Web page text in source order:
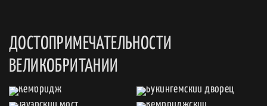
ДОСТОПРИМЕЧАТЕЛЬНОСТИ
ВЕЛИКОБРИТАНИИ